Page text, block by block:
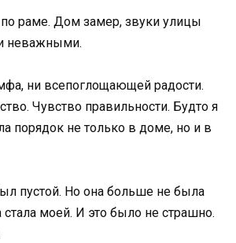
раме. Дом замер, звуки улицы
неважными.
ни всепоглощающей радости.
Чувство правильности. Будто я
порядок не только в доме, но и в
пустой. Но она больше не была
моей. И это было не страшно.